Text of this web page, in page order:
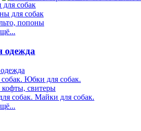
собак
для собак
попоны
одежда
собак. Юбки для собак.
кофты, свитеры
собак. Майки для собак.